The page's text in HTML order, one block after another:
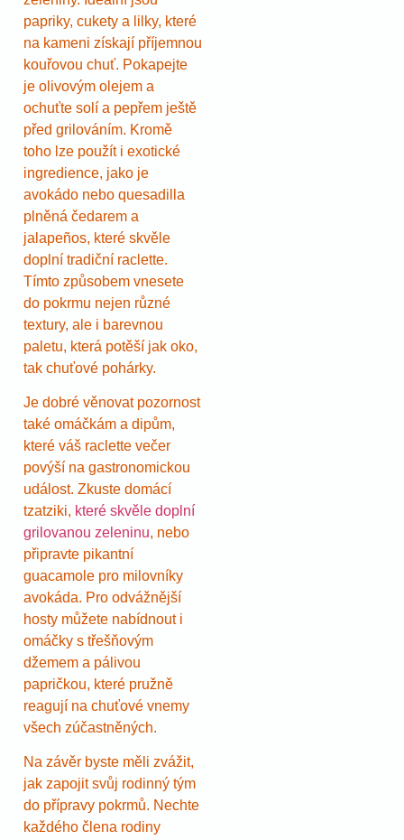
papriky, cukety a lilky, které
na kameni získají příjemnou
kouřovou chuť. Pokapejte
je olivovým olejem a
ochuťte solí a pepřem ještě
před grilováním. Kromě
toho lze použít i exotické
ingredience, jako je
avokádo nebo quesadilla
plněná čedarem a
jalapeños, které skvěle
doplní tradiční raclette.
Tímto způsobem vnesete
do pokrmu nejen různé
textury, ale i barevnou
paletu, která potěší jak oko,
tak chuťové pohárky.
Je dobré věnovat pozornost
také omáčkám a dipům,
které váš raclette večer
povýší na gastronomickou
událost. Zkuste domácí
tzatziki, které skvěle doplní
grilovanou zeleninu, nebo
připravte pikantní
guacamole pro milovníky
avokáda. Pro odvážnější
hosty můžete nabídnout i
omáčky s třešňovým
džemem a pálivou
papričkou, které pružně
reagují na chuťové vnemy
všech zúčastněných.
Na závěr byste měli zvážit,
jak zapojit svůj rodinný tým
do přípravy pokrmů. Nechte
každého člena rodiny